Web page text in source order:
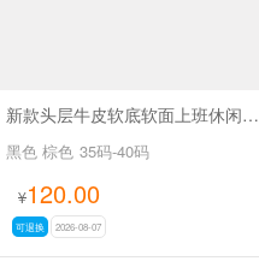
新款头层牛皮软底软面上班休闲百搭女鞋SA3075
黑色 棕色 35码-40码
¥120.00
可退换 2026-08-07